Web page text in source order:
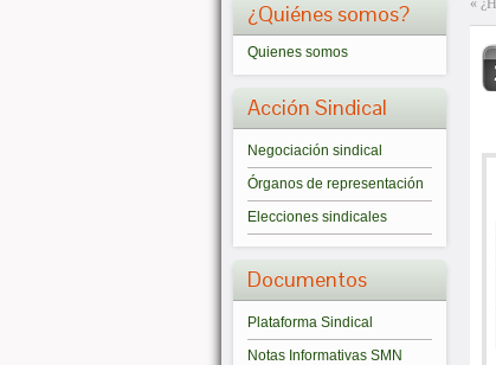
¿Quiénes somos?
Quienes somos
Acción Sindical
Negociación sindical
Órganos de representación
Elecciones sindicales
Documentos
Plataforma Sindical
Notas Informativas SMN
«